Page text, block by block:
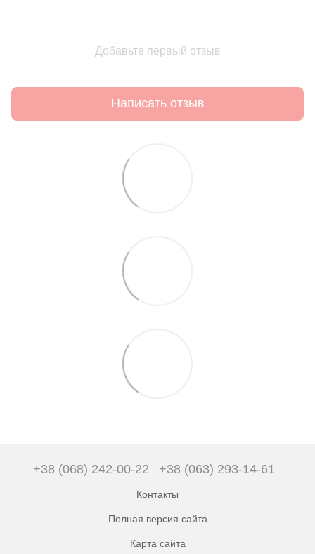
Добавьте первый отзыв
Написать отзыв
+38 (068) 242-00-22 +38 (063) 293-14-61
Контакты
Полная версия сайта
Карта сайта